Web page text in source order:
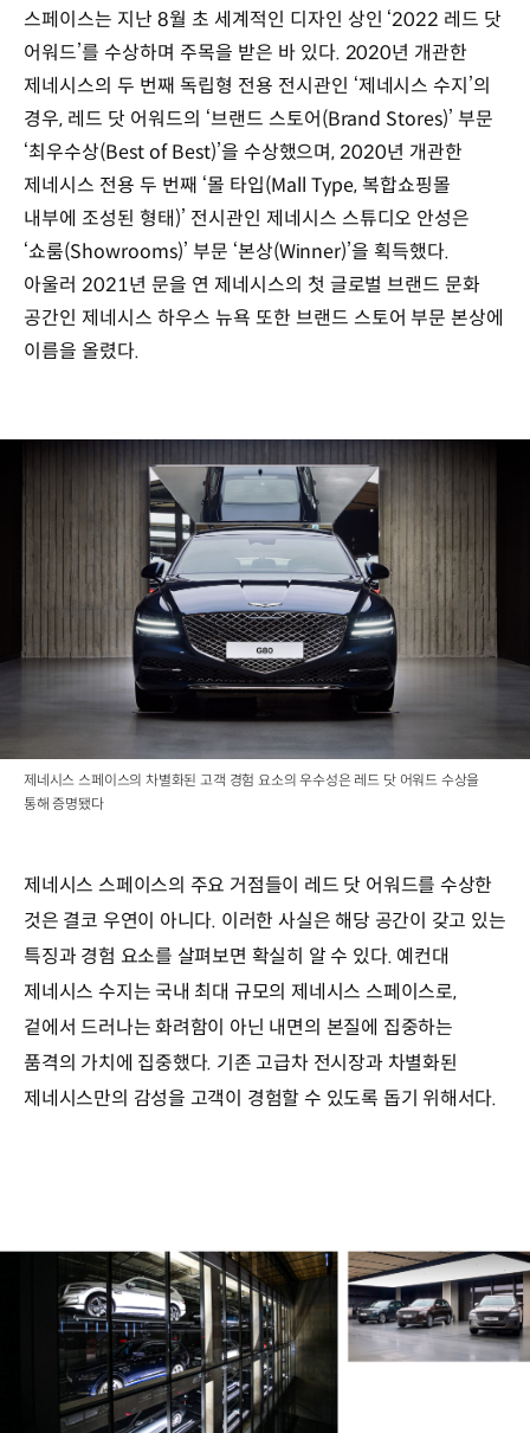
스페이스는 지난 8월 초 세계적인 디자인 상인 ‘2022 레드 닷
어워드’를 수상하며 주목을 받은 바 있다. 2020년 개관한
제네시스의 두 번째 독립형 전용 전시관인 ‘제네시스 수지’의
경우, 레드 닷 어워드의 ‘브랜드 스토어(Brand Stores)’ 부문
‘최우수상(Best of Best)’을 수상했으며, 2020년 개관한
제네시스 전용 두 번째 ‘몰 타입(Mall Type, 복합쇼핑몰
내부에 조성된 형태)’ 전시관인 제네시스 스튜디오 안성은
‘쇼룸(Showrooms)’ 부문 ‘본상(Winner)’을 획득했다.
아울러 2021년 문을 연 제네시스의 첫 글로벌 브랜드 문화
공간인 제네시스 하우스 뉴욕 또한 브랜드 스토어 부문 본상에
이름을 올렸다.
제네시스 스페이스의 차별화된 고객 경험 요소의 우수성은 레드 닷 어워드 수상을
통해 증명됐다
제네시스 스페이스의 주요 거점들이 레드 닷 어워드를 수상한
것은 결코 우연이 아니다. 이러한 사실은 해당 공간이 갖고 있는
특징과 경험 요소를 살펴보면 확실히 알 수 있다. 예컨대
제네시스 수지는 국내 최대 규모의 제네시스 스페이스로,
겉에서 드러나는 화려함이 아닌 내면의 본질에 집중하는
품격의 가치에 집중했다. 기존 고급차 전시장과 차별화된
제네시스만의 감성을 고객이 경험할 수 있도록 돕기 위해서다.